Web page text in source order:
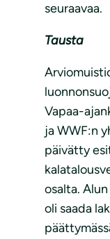
seuraavaa.
Tausta
Vapaa-
ja WWF:n
päivätty
osalta.
oli saada